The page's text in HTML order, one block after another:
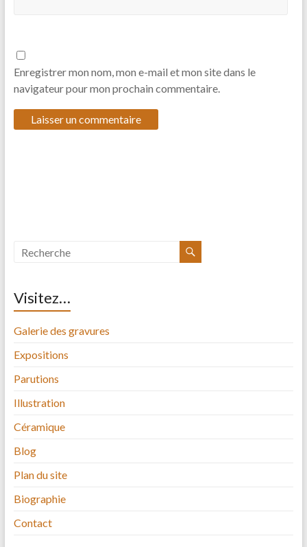
Enregistrer mon nom, mon e-mail et mon site dans le
navigateur pour mon prochain commentaire.
Visitez…
Galerie des gravures
Expositions
Parutions
Illustration
Céramique
Blog
Plan du site
Biographie
Contact